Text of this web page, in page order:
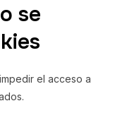
se
el acceso a